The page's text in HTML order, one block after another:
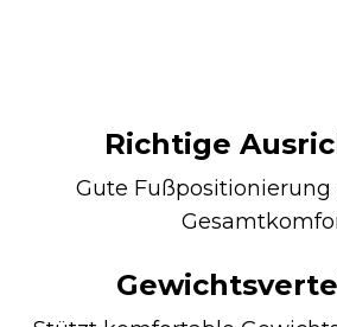
Richtige
Gute